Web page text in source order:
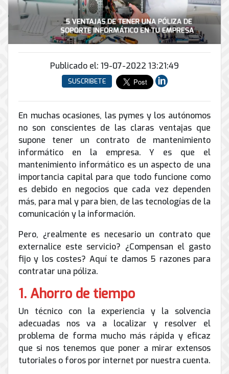
INFRAESTRUCTURA
Soporte
informático
Remoto
CONTPAQi
Hiperconvergencia
Soporte
de
Correo
Electrónico
conmutadores
IP
análogos
Inalámbricos
de
Torres
Arriostradas
Equipos
para
videoconferencias
Renta
de
de
Internet
y
peatonal
Automatización
y
Energía
y
UPS
Tierra
física
y
pararrayos
Conector
de
envío
Antispam
Ciberseguridad
la
nube
Servicios
de
Computo
&
Almacenamiento
Publicado el: 19-07-2022 13:21:49
SUSCRIBETE
En muchas ocasiones, las pymes y los autónomos
no son conscientes de las claras ventajas que
supone tener un contrato de mantenimiento
informático en la empresa. Y es que el
mantenimiento informático es un aspecto de una
importancia capital para que todo funcione como
es debido en negocios que cada vez dependen
más, para mal y para bien, de las tecnologías de la
comunicación y la información.
Pero, ¿realmente es necesario un contrato que
externalice este servicio? ¿Compensan el gasto
fijo y los costes? Aquí te damos 5 razones para
contratar una póliza.
1. Ahorro de tiempo
Un técnico con la experiencia y la solvencia
adecuadas nos va a localizar y resolver el
problema de forma mucho más rápida y eficaz
que si nos tenemos que poner a mirar extensos
tutoriales o foros por internet por nuestra cuenta.